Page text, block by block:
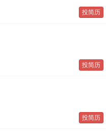
投简历
投简历
投简历